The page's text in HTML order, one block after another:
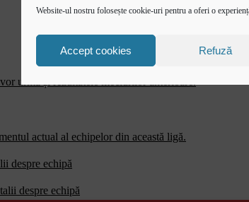
Website-ul nostru folosește cookie-uri pentru a oferi o
Accept cookies Refuză
urma și rezultatele meciurilor anterioare.
actual al echipelor din această ligă.
despre echipă
despre echipă